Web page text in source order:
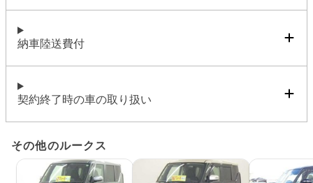
納車陸送費付
契約終了時の車の取り扱い
その他のルークス